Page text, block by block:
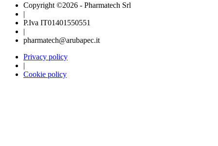
Copyright ©2026 - Pharmatech Srl
|
P.Iva IT01401550551
|
pharmatech@arubapec.it
Privacy policy
|
Cookie policy